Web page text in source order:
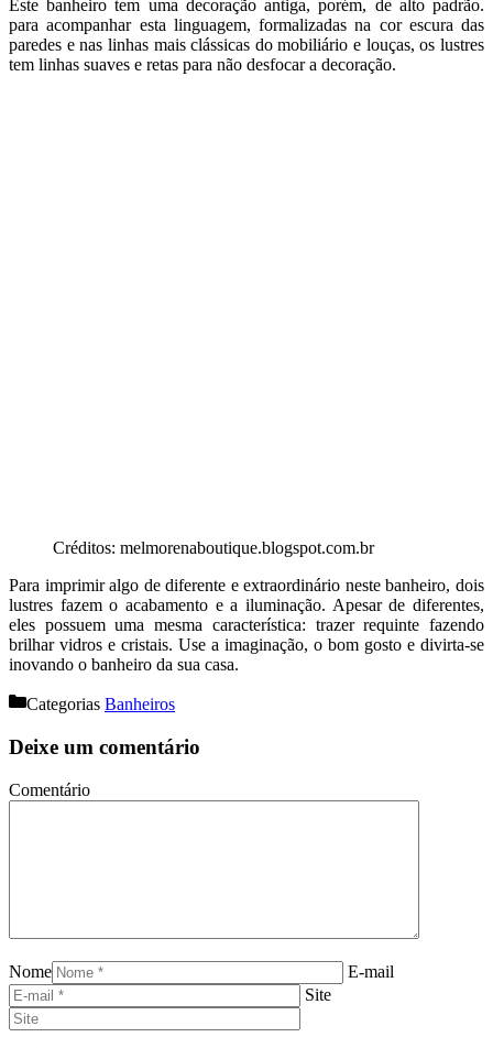
Este banheiro tem uma decoração antiga, porém, de alto padrão.
para acompanhar esta linguagem, formalizadas na cor escura das
paredes e nas linhas mais clássicas do mobiliário e louças, os lustres
tem linhas suaves e retas para não desfocar a decoração.
Créditos: melmorenaboutique.blogspot.com.br
Para imprimir algo de diferente e extraordinário neste banheiro, dois
lustres fazem o acabamento e a iluminação. Apesar de diferentes,
eles possuem uma mesma característica: trazer requinte fazendo
brilhar vidros e cristais. Use a imaginação, o bom gosto e divirta-se
inovando o banheiro da sua casa.
Categorias Banheiros
Deixe um comentário
Comentário
Nome
E-mail
Site